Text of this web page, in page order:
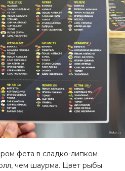
фета в сладко-липком
чем шаурма. Цвет рыбы